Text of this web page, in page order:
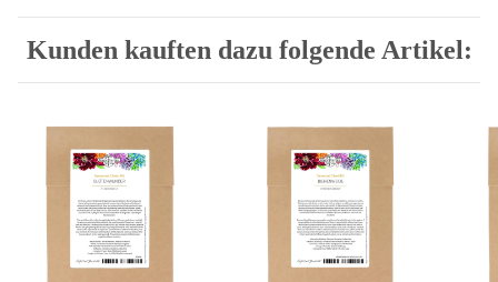
Kunden kauften dazu folgende Artikel: